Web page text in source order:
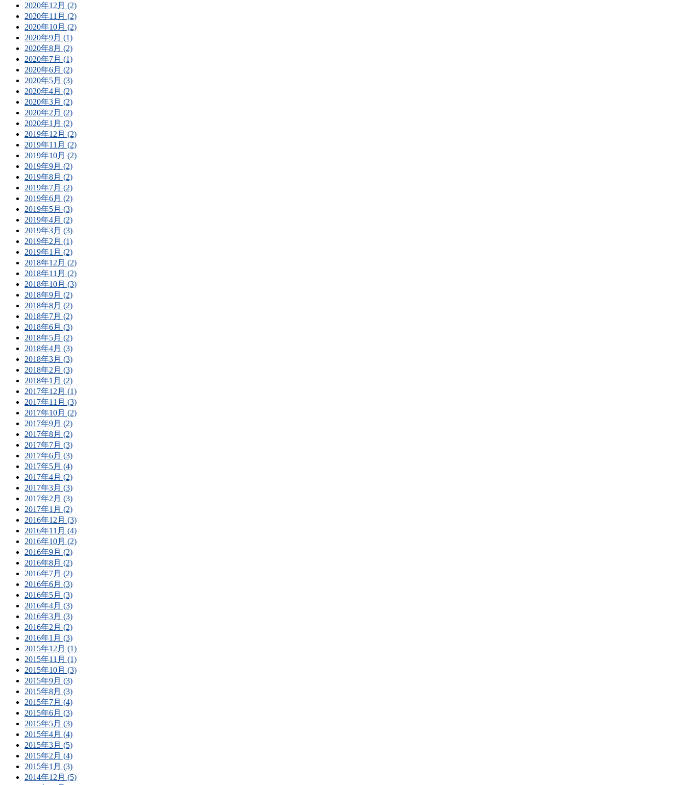
2020年12月 (2)
2020年11月 (2)
2020年10月 (2)
2020年9月 (1)
2020年8月 (2)
2020年7月 (1)
2020年6月 (2)
2020年5月 (3)
2020年4月 (2)
2020年3月 (2)
2020年2月 (2)
2020年1月 (2)
2019年12月 (2)
2019年11月 (2)
2019年10月 (2)
2019年9月 (2)
2019年8月 (2)
2019年7月 (2)
2019年6月 (2)
2019年5月 (3)
2019年4月 (2)
2019年3月 (3)
2019年2月 (1)
2019年1月 (2)
2018年12月 (2)
2018年11月 (2)
2018年10月 (3)
2018年9月 (2)
2018年8月 (2)
2018年7月 (2)
2018年6月 (3)
2018年5月 (2)
2018年4月 (3)
2018年3月 (3)
2018年2月 (3)
2018年1月 (2)
2017年12月 (1)
2017年11月 (3)
2017年10月 (2)
2017年9月 (2)
2017年8月 (2)
2017年7月 (3)
2017年6月 (3)
2017年5月 (4)
2017年4月 (2)
2017年3月 (3)
2017年2月 (3)
2017年1月 (2)
2016年12月 (3)
2016年11月 (4)
2016年10月 (2)
2016年9月 (2)
2016年8月 (2)
2016年7月 (2)
2016年6月 (3)
2016年5月 (3)
2016年4月 (3)
2016年3月 (3)
2016年2月 (2)
2016年1月 (3)
2015年12月 (1)
2015年11月 (1)
2015年10月 (3)
2015年9月 (3)
2015年8月 (3)
2015年7月 (4)
2015年6月 (3)
2015年5月 (3)
2015年4月 (4)
2015年3月 (5)
2015年2月 (4)
2015年1月 (3)
2014年12月 (5)